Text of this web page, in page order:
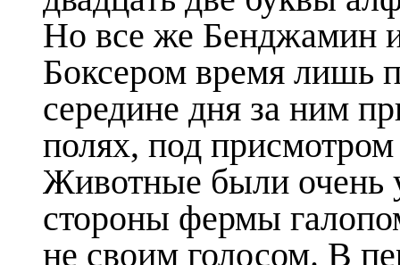
Но все же Бенджамин
Боксером время лишь
середине дня за ним
полях, под
Животные были очень
стороны фермы
не своим голосом. В